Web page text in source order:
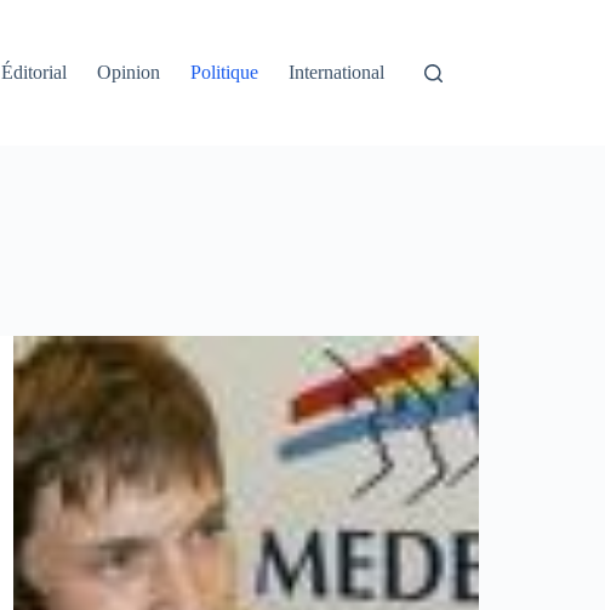
Éditorial Opinion Politique International